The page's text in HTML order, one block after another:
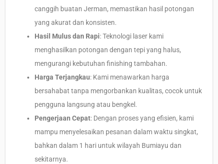
canggih buatan Jerman, memastikan hasil potongan
yang akurat dan konsisten.
Hasil Mulus dan Rapi: Teknologi laser kami
menghasilkan potongan dengan tepi yang halus,
mengurangi kebutuhan finishing tambahan.
Harga Terjangkau: Kami menawarkan harga
bersahabat tanpa mengorbankan kualitas, cocok untuk
pengguna langsung atau bengkel.
Pengerjaan Cepat: Dengan proses yang efisien, kami
mampu menyelesaikan pesanan dalam waktu singkat,
bahkan dalam 1 hari untuk wilayah Bumiayu dan
sekitarnya.